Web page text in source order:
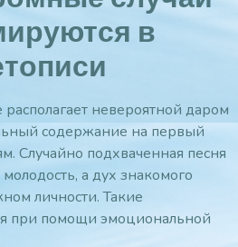
в
располагает невероятной даром
содержание на первый
Случайно подхваченная песня
а дух знакомого
личности. Такие
при помощи эмоциональной